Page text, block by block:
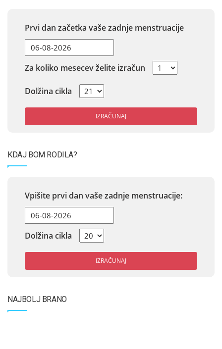
Prvi dan začetka vaše zadnje menstruacije
Za koliko mesecev želite izračun
Dolžina cikla
IZRAČUNAJ
KDAJ BOM RODILA?
Vpišite prvi dan vaše zadnje menstruacije:
Dolžina cikla
IZRAČUNAJ
NAJBOLJ BRANO